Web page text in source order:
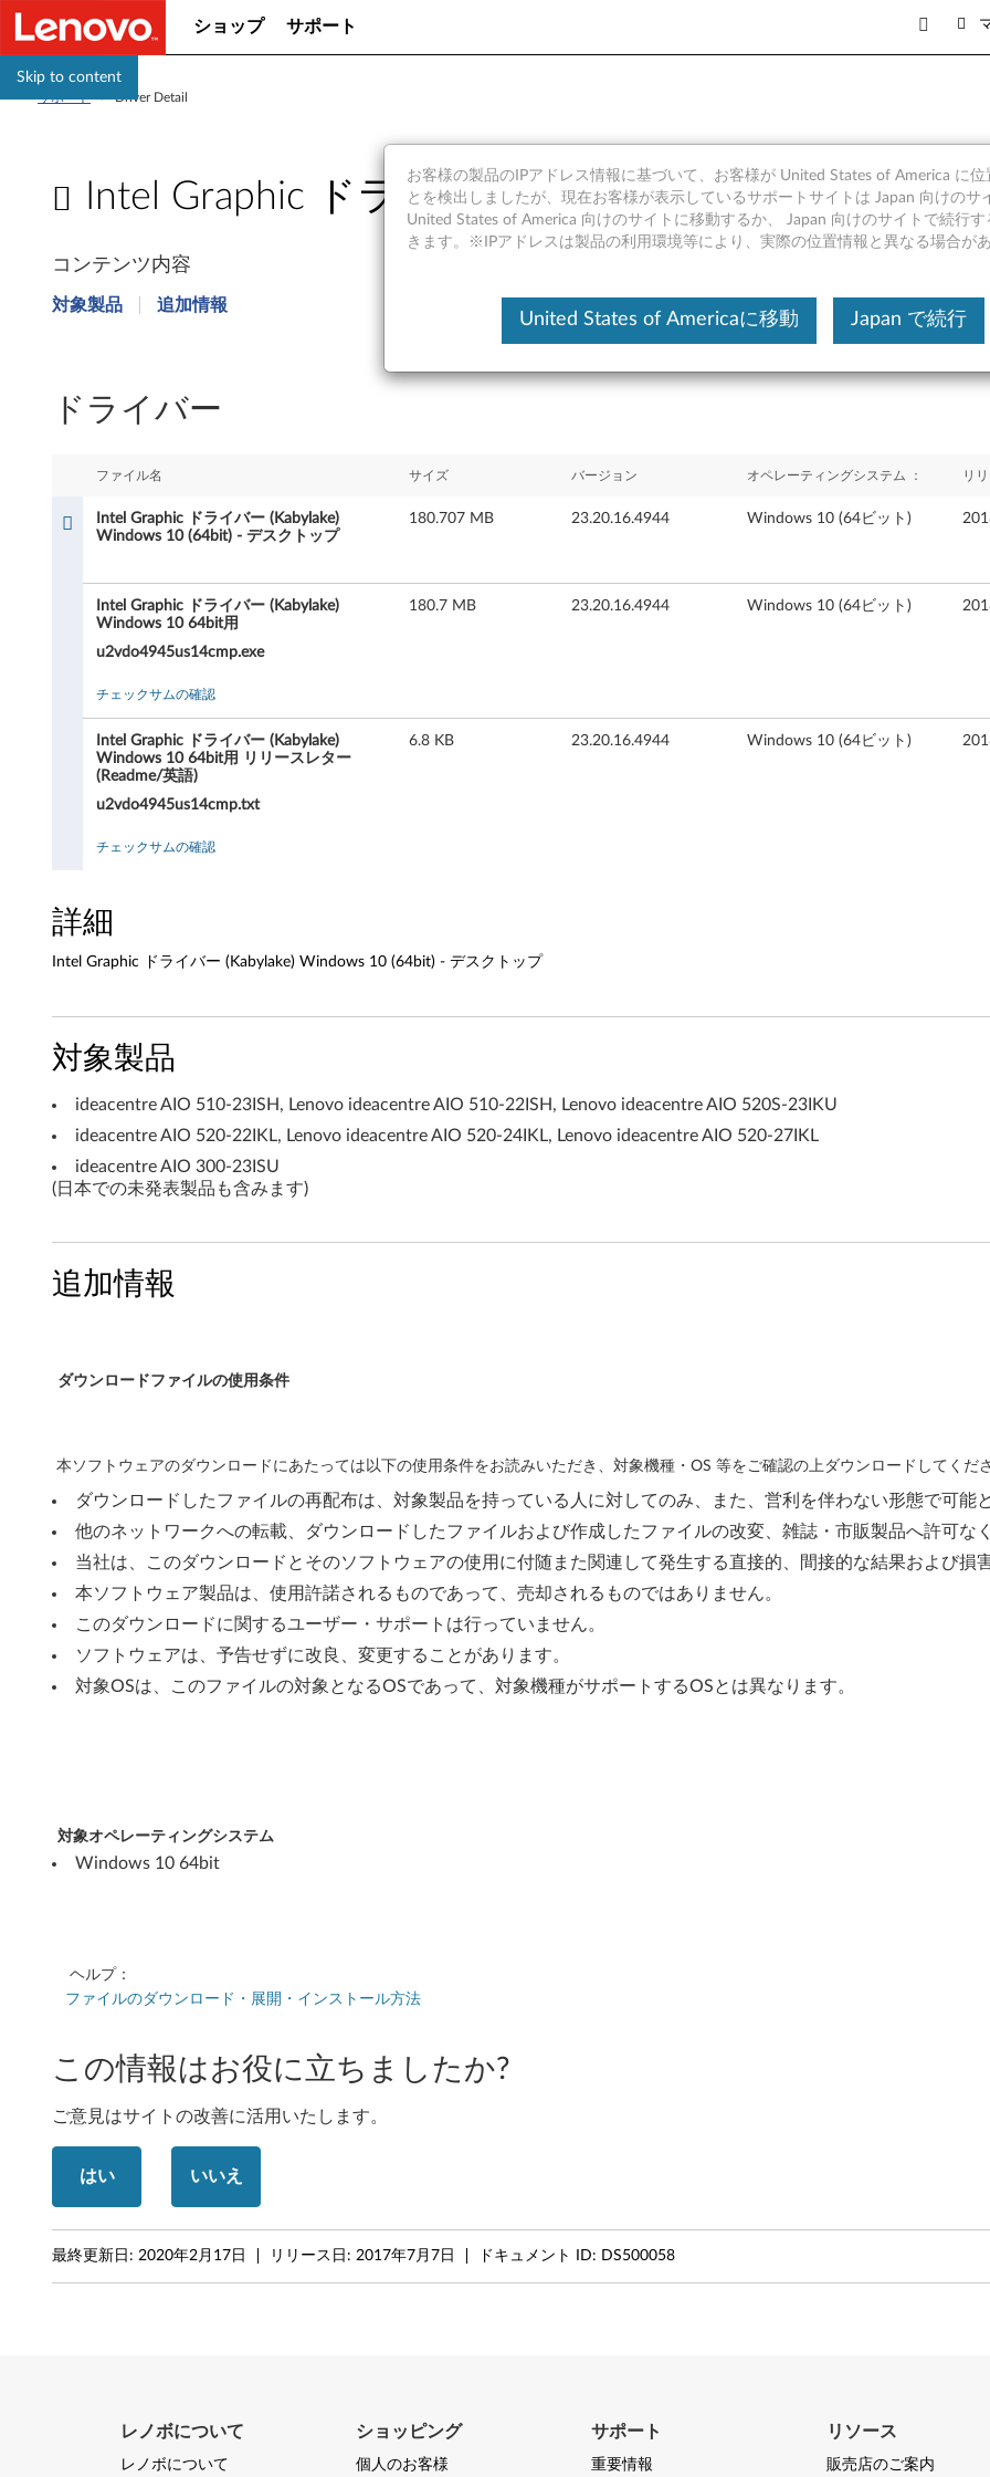
Skip to content
ショップ サポート
サポート >Driver Detail
Intel Graphic ドライバー (Kabylake) Windows 10
n
ー
(
K
a
b
y
l
a
k
i
n
d
o
w
s
6
)
-
デ
ス
ク
ト
コンテンツ内容
対象製品 追加情報
ドライバー
ファイル名 サイズ バージョン オペレーティングシステム ： リ
Intel Graphic ドライバー (Kabylake)
Windows 10 (64bit) - デスクトップ
180.707 MB 23.20.16.4944 Windows 10 (64ビット)
Intel Graphic ドライバー (Kabylake)
Windows 10 64bit用
u2vdo4945us14cmp.exe
180.7 MB 23.20.16.4944 Windows 10 (64ビット)
チェックサムの確認
Intel Graphic ドライバー (Kabylake)
Windows 10 64bit用 リリースレター
(Readme/英語)
u2vdo4945us14cmp.txt
6.8 KB 23.20.16.4944 Windows 10 (64ビット)
チェックサムの確認
詳細
Intel Graphic ドライバー (Kabylake) Windows 10 (64bit) - デスクトップ
対象製品
ideacentre AIO 510-23ISH, Lenovo ideacentre AIO 510-22ISH, Lenovo ideacentre AIO 520S-23IKU
ideacentre AIO 520-22IKL, Lenovo ideacentre AIO 520-24IKL, Lenovo ideacentre AIO 520-27IKL
ideacentre AIO 300-23ISU
(日本での未発表製品も含みます)
追加情報
ダウンロードファイルの使用条件
本ソフトウェアのダウンロードにあたっては以下の使用条件をお読みいただき、対象機種・OS 等をご確認の上ダウンロードしてくだ
ダウンロードしたファイルの再配布は、対象製品を持っている人に対してのみ、また、営利を伴わない形態で可能
他のネットワークへの転載、ダウンロードしたファイルおよび作成したファイルの改変、雑誌・市販製品へ許可な
当社は、このダウンロードとそのソフトウェアの使用に付随また関連して発生する直接的、間接的な結果および損
本ソフトウェア製品は、使用許諾されるものであって、売却されるものではありません。
このダウンロードに関するユーザー・サポートは行っていません。
ソフトウェアは、予告せずに改良、変更することがあります。
対象OSは、このファイルの対象となるOSであって、対象機種がサポートするOSとは異なります。
対象オペレーティングシステム
Windows 10 64bit
ヘルプ：
ファイルのダウンロード・展開・インストール方法
この情報はお役に立ちましたか?
ご意見はサイトの改善に活用いたします。
はい いいえ
最終更新日: 2020年2月17日 リリース日: 2017年7月7日 ドキュメント ID: DS500058
お客様の製品のIPアドレス情報に基づいて、お客様が United States of America に
とを検出しましたが、現在お客様が表示しているサポートサイトは Japan 向けのサ
United States of America 向けのサイトに移動するか、 Japan 向けのサイトで続行
きます。※IPアドレスは製品の利用環境等により、実際の位置情報と異なる場合が
United States of Americaに移動 Japan で続行
レノボについて
レノボについて
ショッピング
個人のお客様
サポート
重要情報
リソース
販売店のご案内